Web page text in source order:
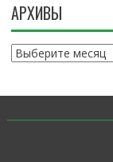
АРХИВЫ
А
в